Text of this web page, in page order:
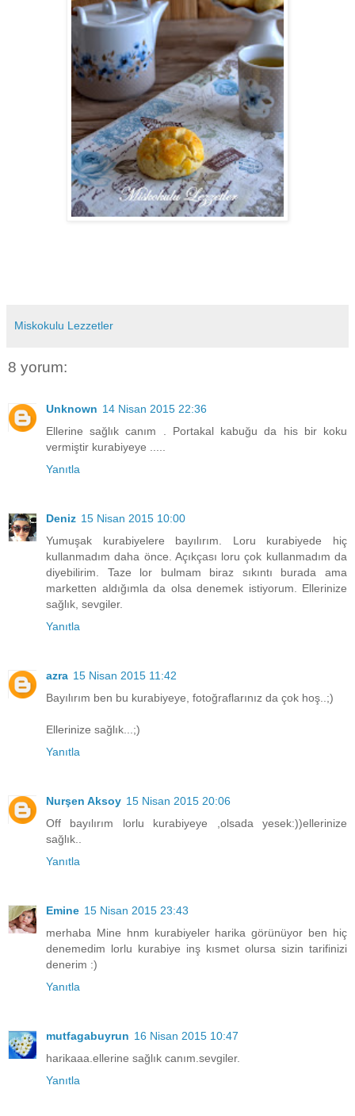
Miskokulu Lezzetler
8 yorum:
Unknown 14 Nisan 2015 22:36
Ellerine sağlık canım . Portakal kabuğu da his bir koku
vermiştir kurabiyeye .....
Yanıtla
Deniz 15 Nisan 2015 10:00
Yumuşak kurabiyelere bayılırım. Loru kurabiyede hiç
kullanmadım daha önce. Açıkçası loru çok kullanmadım da
diyebilirim. Taze lor bulmam biraz sıkıntı burada ama
marketten aldığımla da olsa denemek istiyorum. Ellerinize
sağlık, sevgiler.
Yanıtla
azra 15 Nisan 2015 11:42
Bayılırım ben bu kurabiyeye, fotoğraflarınız da çok hoş..;)
Ellerinize sağlık...;)
Yanıtla
Nurşen Aksoy 15 Nisan 2015 20:06
Off bayılırım lorlu kurabiyeye ,olsada yesek:))ellerinize
sağlık..
Yanıtla
Emine 15 Nisan 2015 23:43
merhaba Mine hnm kurabiyeler harika görünüyor ben hiç
denemedim lorlu kurabiye inş kısmet olursa sizin tarifinizi
denerim :)
Yanıtla
mutfagabuyrun 16 Nisan 2015 10:47
harikaaa.ellerine sağlık canım.sevgiler.
Yanıtla